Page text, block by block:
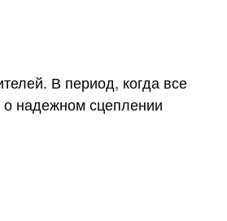
В период, когда все
о надежном сцеплении